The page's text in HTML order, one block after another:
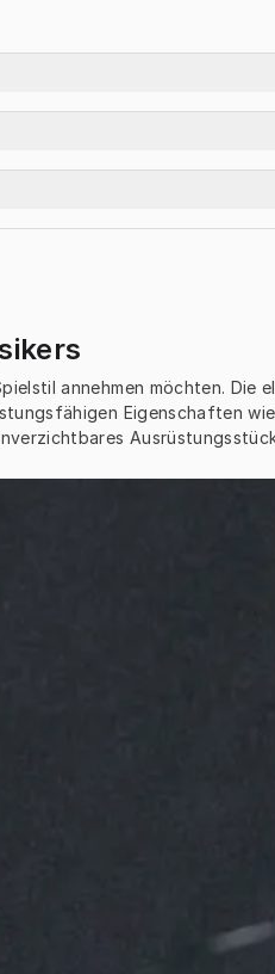
annehmen möchten. Die
Eigenschaften